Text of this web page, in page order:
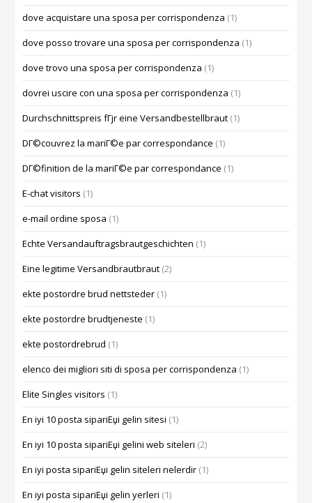
dove acquistare una sposa per corrispondenza (1)
dove posso trovare una sposa per corrispondenza (1)
dove trovo una sposa per corrispondenza (1)
dovrei uscire con una sposa per corrispondenza (1)
Durchschnittspreis fГјr eine Versandbestellbraut (1)
DГ©couvrez la mariГ©e par correspondance (1)
DГ©finition de la mariГ©e par correspondance (1)
E-chat visitors (1)
e-mail ordine sposa (1)
Echte Versandauftragsbrautgeschichten (1)
Eine legitime Versandbrautbraut (2)
ekte postordre brud nettsteder (1)
ekte postordre brudtjeneste (1)
ekte postordrebrud (1)
elenco dei migliori siti di sposa per corrispondenza (1)
Elite Singles visitors (1)
En iyi 10 posta sipariЕџi gelin sitesi (1)
En iyi 10 posta sipariЕџi gelini web siteleri (2)
En iyi posta sipariЕџi gelin siteleri nelerdir (1)
En iyi posta sipariЕџi gelin yerleri (1)